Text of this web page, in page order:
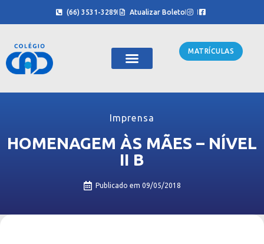
(66) 3531-3289 Atualizar Boleto
MATRÍCULAS
Imprensa
HOMENAGEM ÀS MÃES – NÍVEL
II B
Publicado em 09/05/2018